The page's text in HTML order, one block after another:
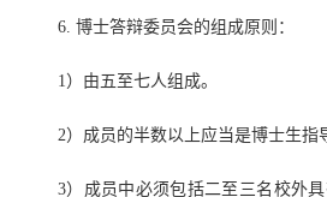
6. 博士答辩委员会的组成原则：
1）由五至七人组成。
2）成员的半数以上应当是博士生指
3）成员中必须包括二至三名校外